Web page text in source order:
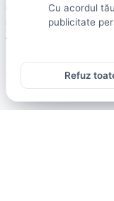
© 2026 DolceSport.
și analize din toate
Fotbal intern
Cu acordul
publicitate
Refuz